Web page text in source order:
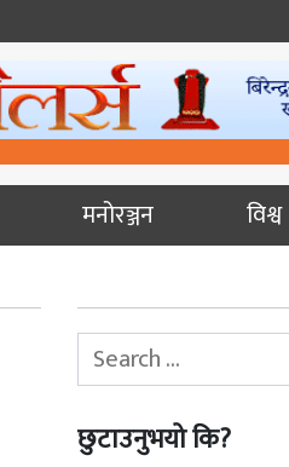
मनोरञ्जन विश्व
Search for:
छुटाउनुभयो कि?